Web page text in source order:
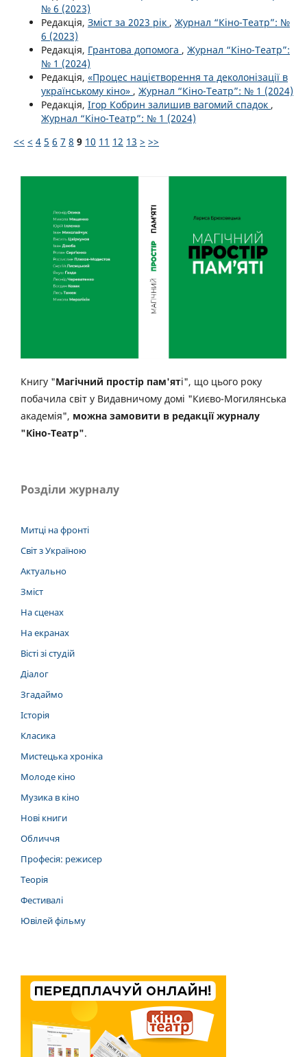
№ 6 (2023)
Редакція, Зміст за 2023 рік , Журнал “Кіно-Театр”: №
6 (2023)
Редакція, Грантова допомога , Журнал “Кіно-Театр”:
№ 1 (2024)
Редакція, «Процес націєтворення та деколонізації в
українському кіно» , Журнал “Кіно-Театр”: № 1 (2024)
Редакція, Ігор Кобрин залишив вагомий спадок ,
Журнал “Кіно-Театр”: № 1 (2024)
<< < 4 5 6 7 8 9 10 11 12 13 > >>
Книгу "Магічний простір пам'яті", що цього року
побачила світ у Видавничому домі "Києво-Могилянська
академія", можна замовити в редакції журналу
"Кіно-Театр".
Розділи журналу
Митці на фронті
Світ з Україною
Актуально
Зміст
На сценах
На екранах
Вісті зі студій
Діалог
Згадаймо
Історія
Класика
Мистецька хроніка
Молоде кіно
Музика в кіно
Нові книги
Обличчя
Професія: режисер
Теорія
Фестивалі
Ювілей фільму